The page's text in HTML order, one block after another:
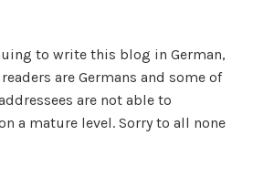
to write this blog in German,
are Germans and some of
are not able to
a mature level. Sorry to all none